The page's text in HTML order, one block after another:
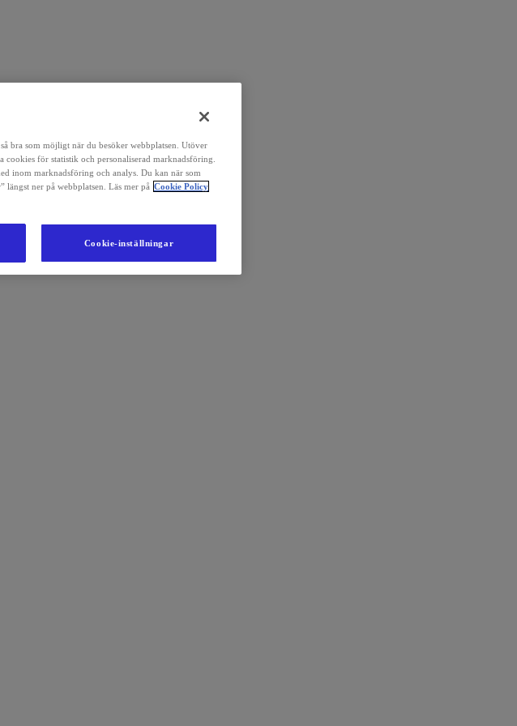
bra som möjligt när du besöker webbplatsen. Utöver
för statistik och personaliserad marknadsföring.
inom marknadsföring och analys. Du kan när som
ner på webbplatsen. Läs mer på Cookie Policy
Cookie-inställningar